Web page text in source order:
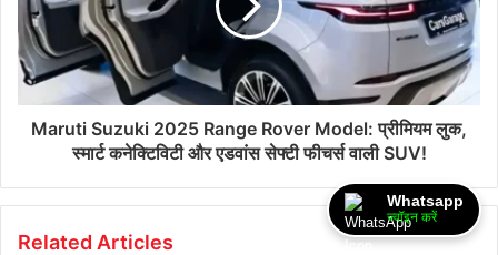
Maruti Suzuki 2025 Range Rover Model: प्रीमियम लुक,
स्मार्ट कनेक्टिविटी और एडवांस सेफ्टी फीचर्स वाली SUV!
Related Articles
Whatsapp
ज्वॉइन करें